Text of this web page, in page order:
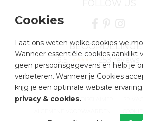
9.5
253 reviews
SITEMAP DISCLAIMER
Cookies
Laat ons weten welke cookies we
Wanneer essentiële cookies aanklikt
geen persoonsgegevens en help je
verbeteren. Wanneer je Cookies
krijg je een optimale website ervaring.
privacy & cookies.